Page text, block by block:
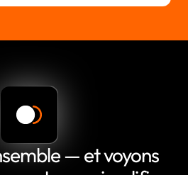
— et voyons